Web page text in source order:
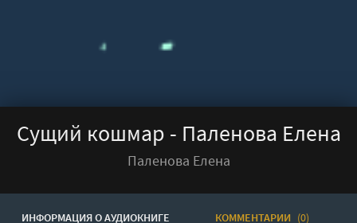
Сущий кошмар - Паленова Елена
Паленова Елена
ИНФОРМАЦИЯ О АУДИОКНИГЕ КОММЕНТАРИИ (0)